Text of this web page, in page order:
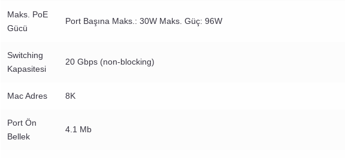
Maks. PoE
Gücü
Port Başına Maks.: 30W Maks. Güç: 96W
Switching
Kapasitesi
20 Gbps (non-blocking)
Mac Adres 8K
Port Ön
Bellek
4.1 Mb